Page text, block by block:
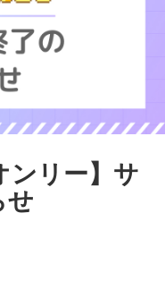
ンリー】サ
せ